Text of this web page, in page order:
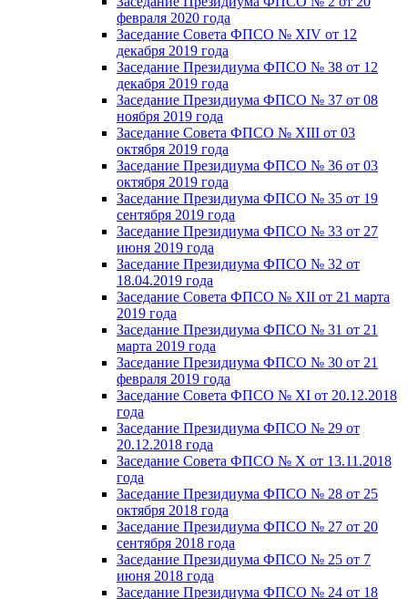
февраля 2020 года
Заседание Совета ФПСО № XIV от 12
декабря 2019 года
Заседание Президиума ФПСО № 38 от 12
декабря 2019 года
Заседание Президиума ФПСО № 37 от 08
ноября 2019 года
Заседание Совета ФПСО № XIII от 03
октября 2019 года
Заседание Президиума ФПСО № 36 от 03
октября 2019 года
Заседание Президиума ФПСО № 35 от 19
сентября 2019 года
Заседание Президиума ФПСО № 33 от 27
июня 2019 года
Заседание Президиума ФПСО № 32 от
18.04.2019 года
Заседание Совета ФПСО № XII от 21 марта
2019 года
Заседание Президиума ФПСО № 31 от 21
марта 2019 года
Заседание Президиума ФПСО № 30 от 21
февраля 2019 года
Заседание Совета ФПСО № XI от 20.12.2018
года
Заседание Президиума ФПСО № 29 от
20.12.2018 года
Заседание Совета ФПСО № X от 13.11.2018
года
Заседание Президиума ФПСО № 28 от 25
октября 2018 года
Заседание Президиума ФПСО № 27 от 20
сентября 2018 года
Заседание Президиума ФПСО № 25 от 7
июня 2018 года
Заседание Президиума ФПСО № 24 от 18